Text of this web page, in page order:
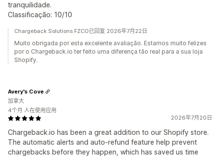
tranquilidade.
Classificação: 10/10
Chargeback Solutions FZCO已回复 2026年7月22日
Muito obrigada por esta excelente avaliação. Estamos muito felizes
por o Chargeback.io ter feito uma diferença tão real para a sua loja
Shopify.
2026年7月20日
Chargeback.io has been a great addition to our Shopify store.
The automatic alerts and auto-refund feature help prevent
chargebacks before they happen, which has saved us time
Avery's Cove
加拿大
4个月 人在使用应用